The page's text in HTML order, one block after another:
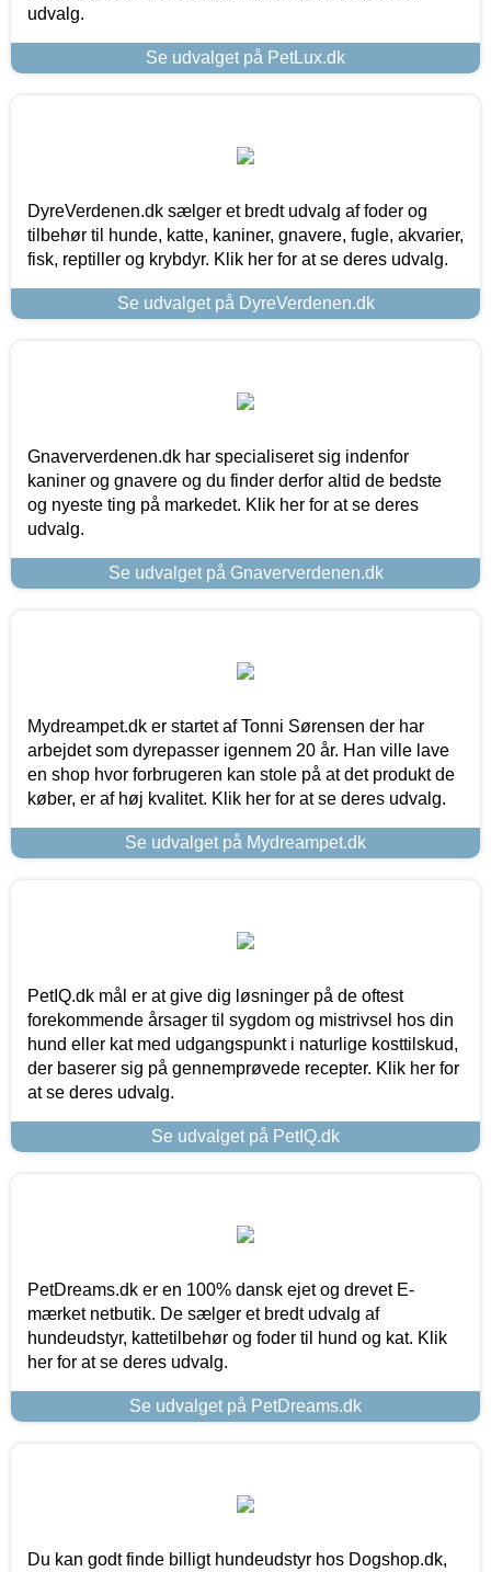
udvalg.
Se udvalget på PetLux.dk
DyreVerdenen.dk sælger et bredt udvalg af foder og
tilbehør til hunde, katte, kaniner, gnavere, fugle, akvarier,
fisk, reptiller og krybdyr. Klik her for at se deres udvalg.
Se udvalget på DyreVerdenen.dk
Gnaververdenen.dk har specialiseret sig indenfor
kaniner og gnavere og du finder derfor altid de bedste
og nyeste ting på markedet. Klik her for at se deres
udvalg.
Se udvalget på Gnaververdenen.dk
Mydreampet.dk er startet af Tonni Sørensen der har
arbejdet som dyrepasser igennem 20 år. Han ville lave
en shop hvor forbrugeren kan stole på at det produkt de
køber, er af høj kvalitet. Klik her for at se deres udvalg.
Se udvalget på Mydreampet.dk
PetIQ.dk mål er at give dig løsninger på de oftest
forekommende årsager til sygdom og mistrivsel hos din
hund eller kat med udgangspunkt i naturlige kosttilskud,
der baserer sig på gennemprøvede recepter. Klik her for
at se deres udvalg.
Se udvalget på PetIQ.dk
PetDreams.dk er en 100% dansk ejet og drevet E-
mærket netbutik. De sælger et bredt udvalg af
hundeudstyr, kattetilbehør og foder til hund og kat. Klik
her for at se deres udvalg.
Se udvalget på PetDreams.dk
Du kan godt finde billigt hundeudstyr hos Dogshop.dk,